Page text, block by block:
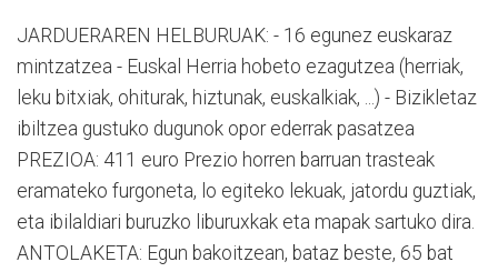
JARDUERAREN HELBURUAK: - 16 egunez euskaraz
mintzatzea - Euskal Herria hobeto ezagutzea (herriak,
leku bitxiak, ohiturak, hiztunak, euskalkiak, ...) - Bizikletaz
ibiltzea gustuko dugunok opor ederrak pasatzea
PREZIOA: 411 euro Prezio horren barruan trasteak
eramateko furgoneta, lo egiteko lekuak, jatordu guztiak,
eta ibilaldiari buruzko liburuxkak eta mapak sartuko dira.
ANTOLAKETA: Egun bakoitzean, bataz beste, 65 bat